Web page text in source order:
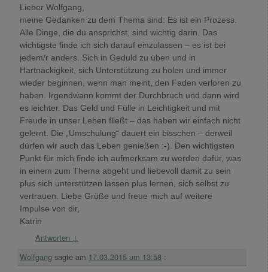
Lieber Wolfgang,
meine Gedanken zu dem Thema sind: Es ist ein Prozess.
Alle Dinge, die du ansprichst, sind wichtig darin. Das
wichtigste finde ich sich darauf einzulassen – es ist bei
jedem/r anders. Sich in Geduld zu üben und in
Hartnäckigkeit, sich Unterstützung zu holen und immer
wieder beginnen, wenn man meint, den Faden verloren zu
haben. Irgendwann kommt der Durchbruch und dann wird
es leichter. Das Geld und Fülle in Leichtigkeit und mit
Freude in unser Leben fließt – das haben wir einfach nicht
gelernt. Die „Umschulung“ dauert ein bisschen – derweil
dürfen wir auch das Leben genießen :-). Den wichtigsten
Punkt für mich finde ich aufmerksam zu werden dafür, was
in einem zum Thema abgeht und liebevoll damit zu sein
plus sich unterstützen lassen plus lernen, sich selbst zu
vertrauen. Liebe Grüße und freue mich auf weitere
Impulse von dir,
Katrin
Antworten ↓
Wolfgang sagte am 17.03.2015 um 13:58 :